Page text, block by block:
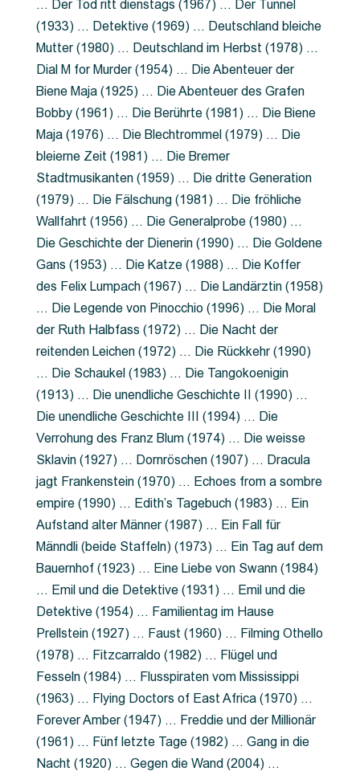
… Der Tod ritt dienstags (1967) … Der Tunnel
(1933) … Detektive (1969) … Deutschland bleiche
Mutter (1980) … Deutschland im Herbst (1978) …
Dial M for Murder (1954) … Die Abenteuer der
Biene Maja (1925) … Die Abenteuer des Grafen
Bobby (1961) … Die Berührte (1981) … Die Biene
Maja (1976) … Die Blechtrommel (1979) … Die
bleierne Zeit (1981) … Die Bremer
Stadtmusikanten (1959) … Die dritte Generation
(1979) … Die Fälschung (1981) … Die fröhliche
Wallfahrt (1956) … Die Generalprobe (1980) …
Die Geschichte der Dienerin (1990) … Die Goldene
Gans (1953) … Die Katze (1988) … Die Koffer
des Felix Lumpach (1967) … Die Landärztin (1958)
… Die Legende von Pinocchio (1996) … Die Moral
der Ruth Halbfass (1972) … Die Nacht der
reitenden Leichen (1972) … Die Rückkehr (1990)
… Die Schaukel (1983) … Die Tangokoenigin
(1913) … Die unendliche Geschichte II (1990) …
Die unendliche Geschichte III (1994) … Die
Verrohung des Franz Blum (1974) … Die weisse
Sklavin (1927) … Dornröschen (1907) … Dracula
jagt Frankenstein (1970) … Echoes from a sombre
empire (1990) … Edith’s Tagebuch (1983) … Ein
Aufstand alter Männer (1987) … Ein Fall für
Männdli (beide Staffeln) (1973) … Ein Tag auf dem
Bauernhof (1923) … Eine Liebe von Swann (1984)
… Emil und die Detektive (1931) … Emil und die
Detektive (1954) … Familientag im Hause
Prellstein (1927) … Faust (1960) … Filming Othello
(1978) … Fitzcarraldo (1982) … Flügel und
Fesseln (1984) … Flusspiraten vom Mississippi
(1963) … Flying Doctors of East Africa (1970) …
Forever Amber (1947) … Freddie und der Millionär
(1961) … Fünf letzte Tage (1982) … Gang in die
Nacht (1920) … Gegen die Wand (2004) …